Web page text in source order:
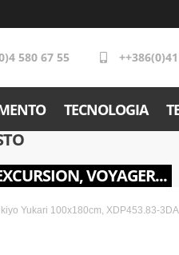
580 67 55
TECNOLOGIA
VOYAGER...
Yukari 100x180cm, XDP453.83-